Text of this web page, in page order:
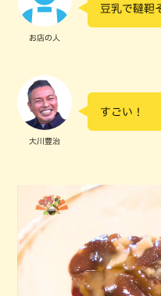
お店の人
豆乳で韃靼
大川豊治
すごい！